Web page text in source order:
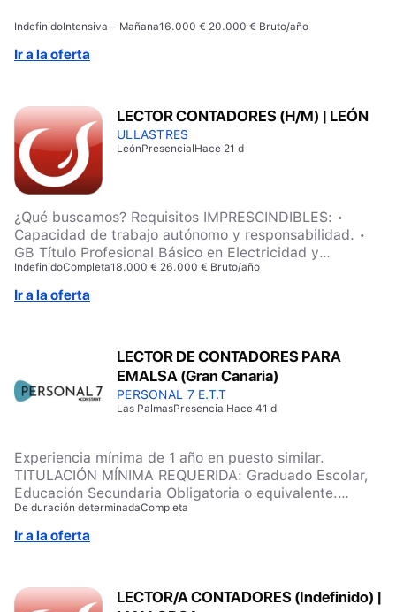
IndefinidoIntensiva – Mañana16.000 € 20.000 € Bruto/año
Ir a la oferta
LECTOR CONTADORES (H/M) | LEÓN
ULLASTRES
LeónPresencialHace 21 d
¿Qué buscamos? Requisitos IMPRESCINDIBLES: •
Capacidad de trabajo autónomo y responsabilidad. •
GB Título Profesional Básico en Electricidad y
Electrónica, GB Título Profesional Básico en
Instalaciones Electrotécnicas y Mecánica, GM Técnico
en Instalaciones Eléctricas y Automáticas, GS Técnico
Automatizados. o • 2 años de experiencia como
electricista. Requisitos deseados: • Permiso de
conducir. • Valorable experiencia previa en puestos
como repartidor, conductor automóvil, autobús,
IndefinidoCompleta18.000 € 26.000 € Bruto/año
Ir a la oferta
LECTOR DE CONTADORES PARA
EMALSA (Gran Canaria)
PERSONAL 7 E.T.T
Las PalmasPresencialHace 41 d
Experiencia mínima de 1 año en puesto similar.
TITULACIÓN MÍNIMA REQUERIDA: Graduado Escolar,
Educación Secundaria Obligatoria o equivalente.
FORMACIÓN MÍNIMA: – Herramientas ofimáticas
básicas. – Formación esencial en prevención riesgos
laborales. – Conocimiento del callejero municipal de
auxilios. Normativa básica en instalaciones de
De duración determinadaCompleta
Ir a la oferta
LECTOR/A CONTADORES (Indefinido) |